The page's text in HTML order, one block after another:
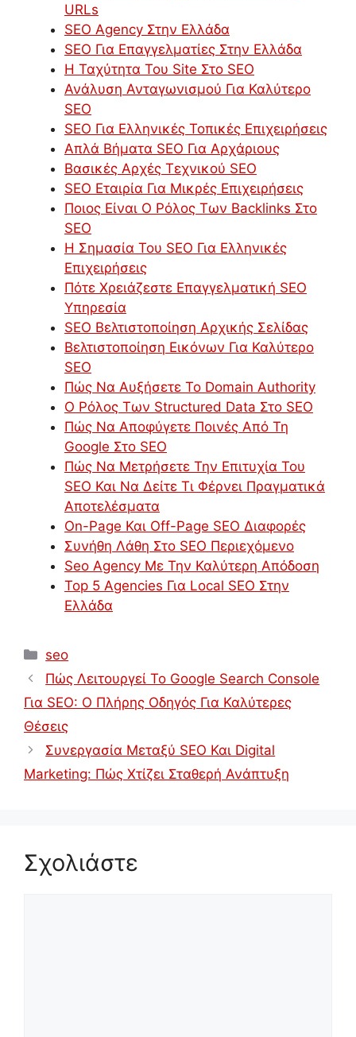
URLs
SEO Agency Στην Ελλάδα
SEO Για Επαγγελματίες Στην Ελλάδα
Η Ταχύτητα Του Site Στο SEO
Ανάλυση Ανταγωνισμού Για Καλύτερο
SEO
SEO Για Ελληνικές Τοπικές Επιχειρήσεις
Απλά Βήματα SEO Για Αρχάριους
Βασικές Αρχές Τεχνικού SEO
SEO Εταιρία Για Μικρές Επιχειρήσεις
Ποιος Είναι Ο Ρόλος Των Backlinks Στο
SEO
Η Σημασία Του SEO Για Ελληνικές
Επιχειρήσεις
Πότε Χρειάζεστε Επαγγελματική SEO
Υπηρεσία
SEO Βελτιστοποίηση Αρχικής Σελίδας
Βελτιστοποίηση Εικόνων Για Καλύτερο
SEO
Πώς Να Αυξήσετε Το Domain Authority
Ο Ρόλος Των Structured Data Στο SEO
Πώς Να Αποφύγετε Ποινές Από Τη
Google Στο SEO
Πώς Να Μετρήσετε Την Επιτυχία Του
SEO Και Να Δείτε Τι Φέρνει Πραγματικά
Αποτελέσματα
On-Page Και Off-Page SEO Διαφορές
Συνήθη Λάθη Στο SEO Περιεχόμενο
Seo Agency Με Την Καλύτερη Απόδοση
Top 5 Agencies Για Local SEO Στην
Ελλάδα
Κατηγορίες
seo
Πώς Λειτουργεί Το Google Search Console
Για SEO: Ο Πλήρης Οδηγός Για Καλύτερες
Θέσεις
Συνεργασία Μεταξύ SEO Και Digital
Marketing: Πώς Χτίζει Σταθερή Ανάπτυξη
Σχολιάστε